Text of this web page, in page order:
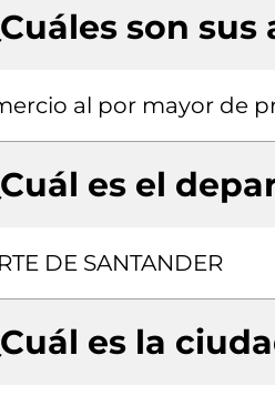
son
al por mayor de
es el
DE SANTANDER
es la